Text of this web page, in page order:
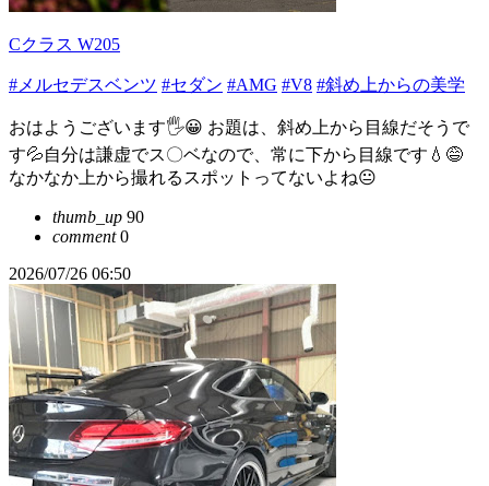
Cクラス W205
#メルセデスベンツ #セダン #AMG #V8 #斜め上からの美学
おはようございます🖐😀 お題は、斜め上から目線だそうで
す💦自分は謙虚でス〇ベなので、常に下から目線です💧😅
なかなか上から撮れるスポットってないよね😐️
thumb_up 90
comment0
2026/07/26 06:50